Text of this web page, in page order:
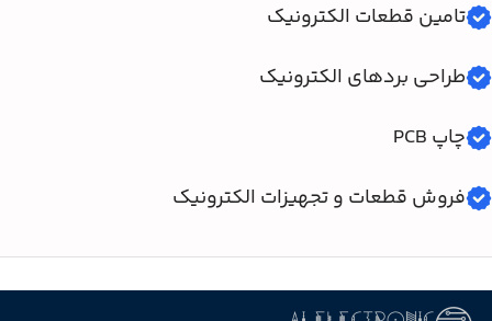
تامین قطعات الکترونیک
طراحی بردهای الکترونیک
چاپ PCB
فروش قطعات و تجهیزات الکترونیک